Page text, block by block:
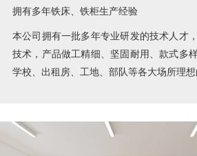
拥有多年铁床、铁柜生产经验
本公司拥有一批多年专业研发的技术人才
技术，产品做工精细、坚固耐用、款式多
学校、出租房、工地、部队等各大场所理想